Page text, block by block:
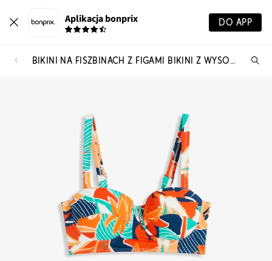
Aplikacja bonprix DO APP
BIKINI NA FISZBINACH Z FIGAMI BIKINI Z WYSOKIM STANEM (KOMPLET 2-CZ.)